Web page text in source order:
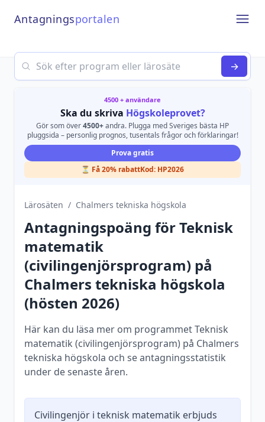
Antagningsportalen
Search
→
4500 + användare
Ska du skriva Högskoleprovet?
Gör som över4500+andra. Plugga med Sveriges bästa HP
pluggsida – personlig prognos, tusentals frågor och förklaringar!
Prova gratis
⏳ Få 20% rabattKod: HP2026
Lärosäten / Chalmers tekniska högskola
Antagningspoäng förTeknisk
matematik
(civilingenjörsprogram) på
Chalmers tekniska högskola
(hösten 2026)
Här kan du läsa mer om programmet Teknisk
matematik (civilingenjörsprogram) på Chalmers
tekniska högskola och se antagningsstatistik
under de senaste åren.
Civilingenjör i teknisk matematik erbjuds